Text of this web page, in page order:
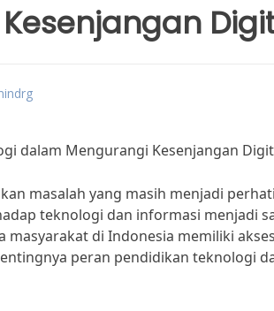
dalam Mengurangi Kesenjangan
masalah yang masih menjadi
teknologi dan informasi menjadi
masyarakat di Indonesia memiliki
peran pendidikan teknologi